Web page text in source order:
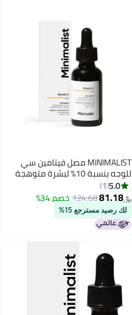
MINIMALIST مصل فيتامين سي
للوجه بنسبة 10% لبشرة متوهجة
(تركيبة قوية من فيتامين سي
مناسبة للمبتدئين)؛ مصل فيتامين
سي لتفتيح البشرة عالي الثبات
والفعالية؛ غير مهيج؛ 30 مل
5.0
1
﷼‏81.18
124.68خصم 34%
لك رصيد مسترجع 15%